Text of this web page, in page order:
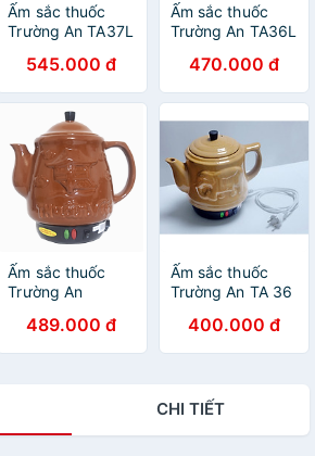
Ấm sắc thuốc
Trường An TA37L
Hàng chính hãng
545.000 đ
Ấm sắc thuốc
Trường An TA36L
chính hãng
470.000 đ
Ấm sắc thuốc
Trường An
sứ cao cấp -
Điện gia dụng -
489.000 đ
Ấm sắc thuốc
Trường An TA 36
chính hãng -
Gốm sứ cao cấp
400.000 đ
CHI TIẾT